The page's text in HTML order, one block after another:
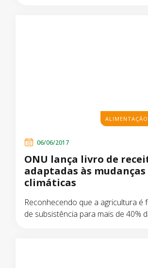
06/06/2017
ONU lança livro de
adaptadas às mudanças
climáticas
Reconhecendo que a agricultura é
de subsistência para mais de 40%